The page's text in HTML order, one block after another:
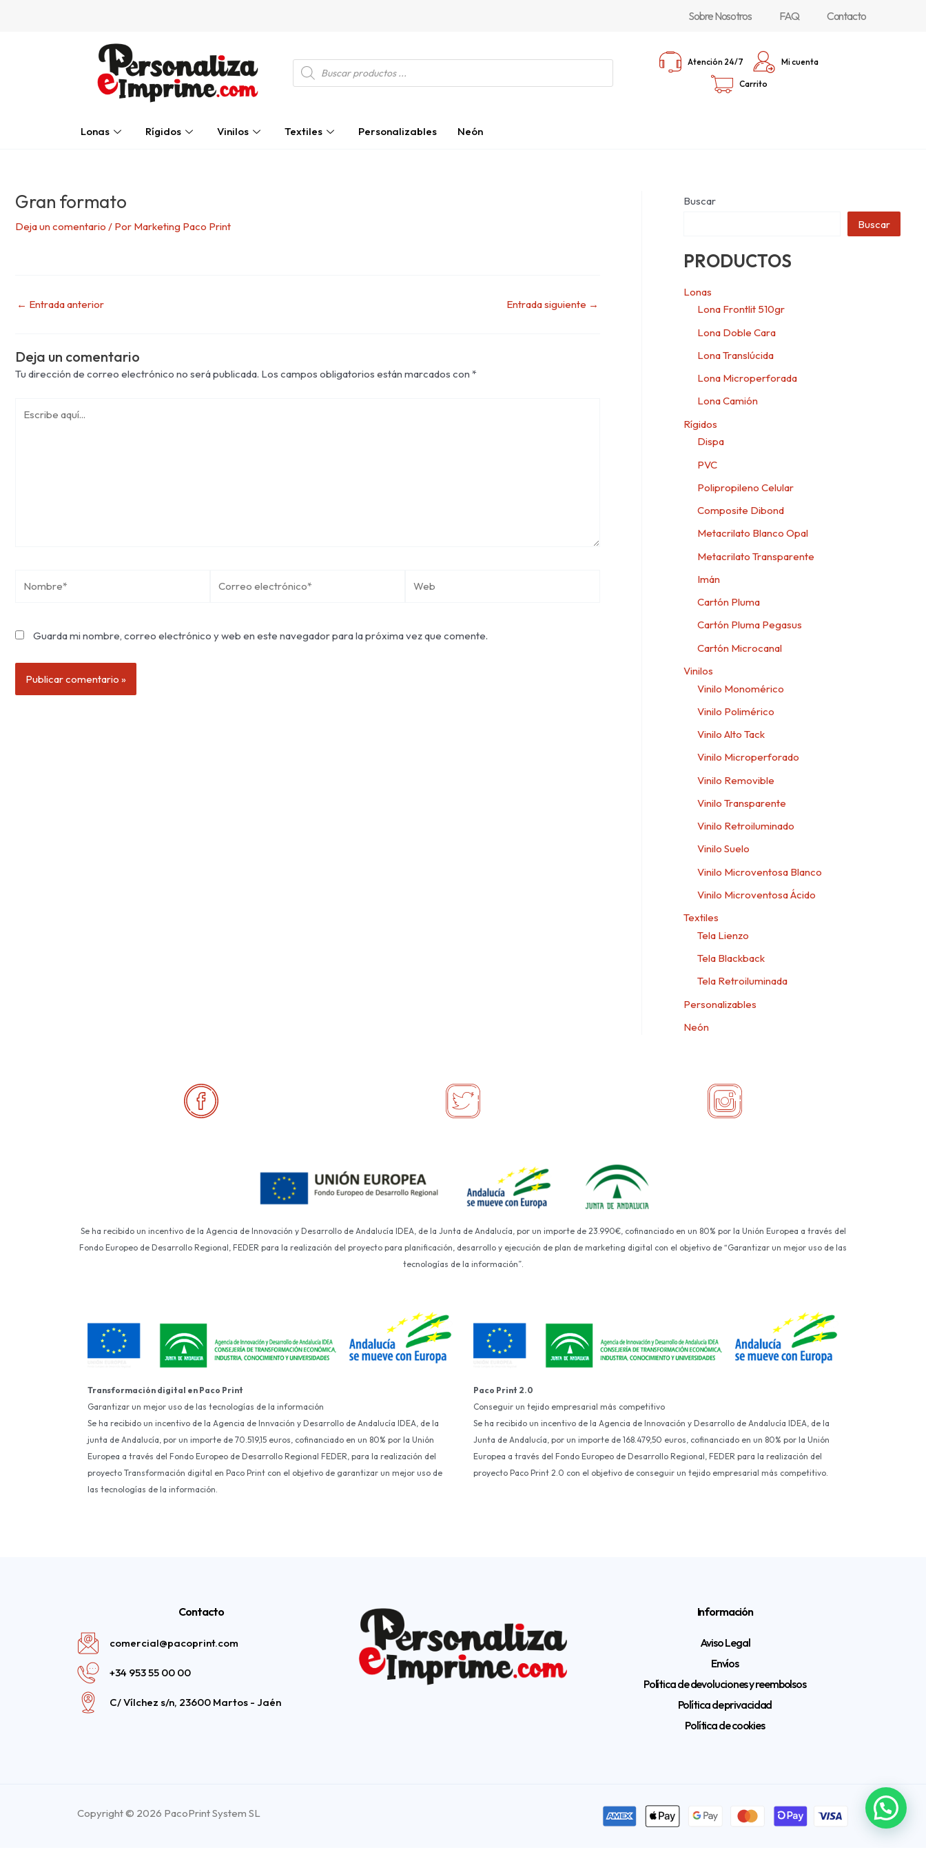
Sobre Nosotros FAQ Contacto
Búsqueda
de
productos
Atención 24/7 Mi cuenta
Carrito
Lonas Rígidos Vinilos Textiles Personalizables Neón
Gran formato
Deja un comentario / Por Marketing Paco Print
← Entrada anterior Entrada siguiente →
Deja un comentario
Tu dirección de correo electrónico no será publicada. Los campos obligatorios están marcados con *
aquí...
electrónico*
Guarda mi nombre, correo electrónico y web en este navegador para la próxima vez que comente.
Buscar
Buscar
PRODUCTOS
Lonas
Lona Frontlit 510gr
Lona Doble Cara
Lona Translúcida
Lona Microperforada
Lona Camión
Rígidos
Dispa
PVC
Polipropileno Celular
Composite Dibond
Metacrilato Blanco Opal
Metacrilato Transparente
Imán
Cartón Pluma
Cartón Pluma Pegasus
Cartón Microcanal
Vinilos
Vinilo Monomérico
Vinilo Polimérico
Vinilo Alto Tack
Vinilo Microperforado
Vinilo Removible
Vinilo Transparente
Vinilo Retroiluminado
Vinilo Suelo
Vinilo Microventosa Blanco
Vinilo Microventosa Ácido
Textiles
Tela Lienzo
Tela Blackback
Tela Retroiluminada
Personalizables
Neón
Se ha recibido un incentivo de la Agencia de Innovación y Desarrollo de Andalucía IDEA, de la Junta de Andalucía, por un importe de 23.990€, cofinanciado en un 80% por la Unión Europea a través del
Fondo Europeo de Desarrollo Regional, FEDER para la realización del proyecto para planificación, desarrollo y ejecución de plan de marketing digital con el objetivo de “Garantizar un mejor uso de las
tecnologías de la información”.
Transformación digital en Paco Print
Garantizar un mejor uso de las tecnologías de la información
Se ha recibido un incentivo de la Agencia de Innvación y Desarrollo de Andalucía IDEA, de la
junta de Andalucía, por un importe de 70.519,15 euros, cofinanciado en un 80% por la Unión
Europea a través del Fondo Europeo de Desarrollo Regional FEDER, para la realización del
proyecto Transformación digital en Paco Print con el objetivo de garantizar un mejor uso de
las tecnologías de la información.
Paco Print 2.0
Conseguir un tejido empresarial más competitivo
Se ha recibido un incentivo de la Agencia de Innovación y Desarrollo de Andalucía IDEA, de la
Junta de Andalucía, por un importe de 168.479,50 euros, cofinanciado en un 80% por la Unión
Europea a través del Fondo Europeo de Desarrollo Regional, FEDER para la realización del
proyecto Paco Print 2.0 con el objetivo de conseguir un tejido empresarial más competitivo.
Contacto
comercial@pacoprint.com
+34 953 55 00 00
C/ Vílchez s/n, 23600 Martos - Jaén
Información
Aviso Legal
Envíos
Política de devoluciones y reembolsos
Política de privacidad
Política de cookies
Copyright © 2026 PacoPrint System SL